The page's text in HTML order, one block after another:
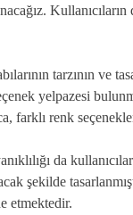
tarzının ve
yelpazesi
farklı renk
da
şekilde
etmektedir.